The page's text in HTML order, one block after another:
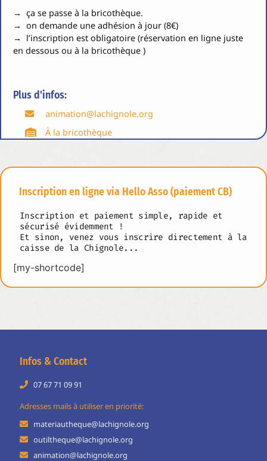
→ ça se passe à la bricothèque.
→ on demande une adhésion à jour (8€)
→ l’inscription est obligatoire (réservation en ligne juste
en dessous ou à la bricothèque )
Plus d'infos:
animation@lachignole.org
À la bricothèque
Inscription en ligne via Hello Asso (paiement CB)
Inscription et paiement simple, rapide et
sécurisé évidemment !
Et sinon, venez vous inscrire directement à la
caisse de la Chignole...
[my-shortcode]
Infos & Contact
07 67 71 09 91
Adresses mails à utiliser en priorité:
materiautheque@lachignole.org
outiltheque@lachignole.org
animation@lachignole.org